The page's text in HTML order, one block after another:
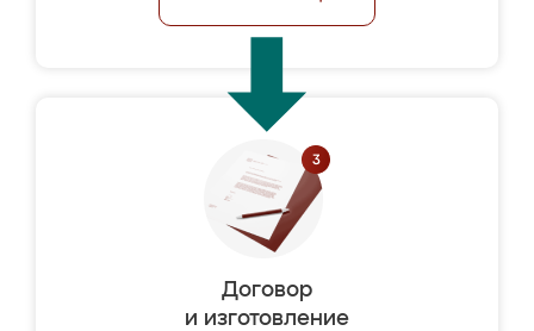
Договор
и изготовление